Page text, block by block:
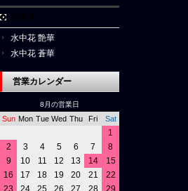
水中花 艶華
水中花 蒼華
営業カレンダー
8月の営業日
Sun Mon Tue Wed Thu Fri Sat
1
2
3 4 5 6 7
8
9
10 11 12 13 14
15
16
17 18 19 20 21
22